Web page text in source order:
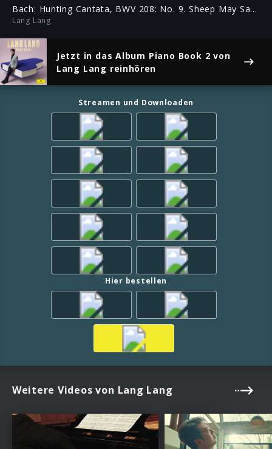
Bach: Hunting Cantata, BWV 208: No. 9. Sheep May Safely Graze
Lang Lang
Jetzt in das Album Piano Book 2 von
Lang Lang reinhören
Streamen und Downloaden
Hier bestellen
Weitere Videos von Lang Lang